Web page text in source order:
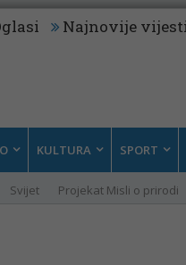
Najnovije
Svijet Projekat Misli o prirodi
KULTURA SPORT